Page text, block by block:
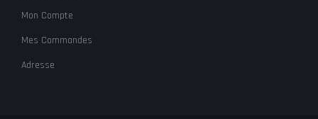
Mon Compte
Mes Commandes
Adresse